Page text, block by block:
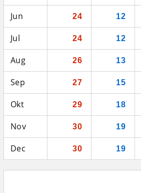
Jun 24 12
Jul 24 12
Aug 26 13
Sep 27 15
Okt 29 18
Nov 30 19
Dec 30 19